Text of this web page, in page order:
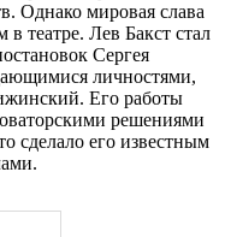
Однако мировая слава
театре. Лев Бакст стал
Сергея
личностями,
Его работы
решениями
сделало его известным